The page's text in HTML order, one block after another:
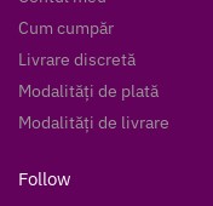
Cum cumpăr
Livrare discretă
Modalități de plată
Modalități de livrare
Follow